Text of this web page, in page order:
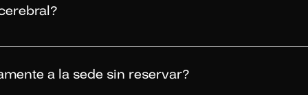
Cerebral, el paciente debe comenzar con una consulta
a la sede sin reservar?